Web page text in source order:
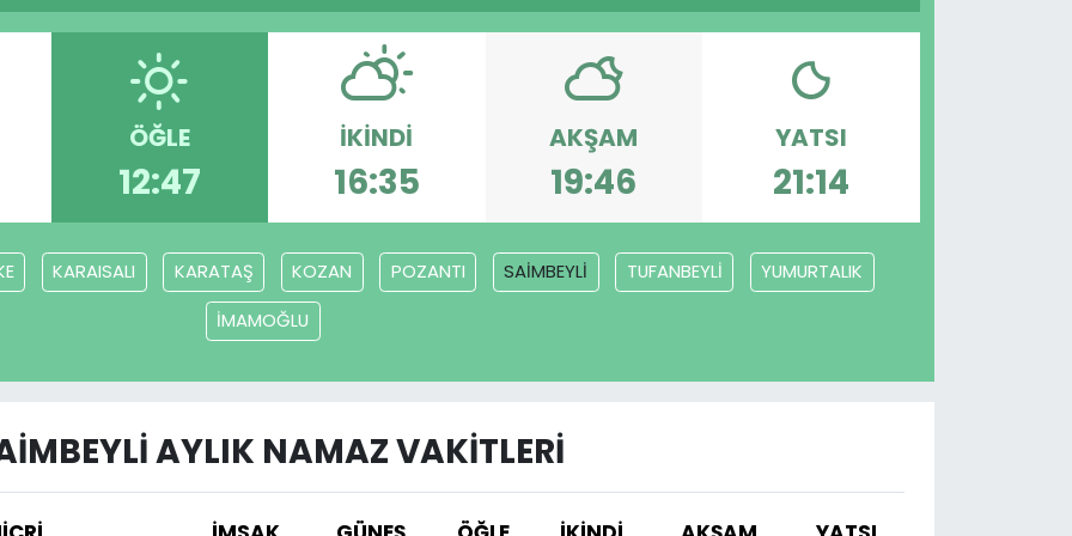
ÖĞLE
12:47
İKINDI
16:35
AKŞAM
19:46
YATSI
21:14
KARAISALI KARATAŞ KOZAN POZANTI SAİMBEYLİ TUFANBEYLİ
YUMURTALIK
İMAMOĞLU
AYLIK NAMAZ VAKITLERI